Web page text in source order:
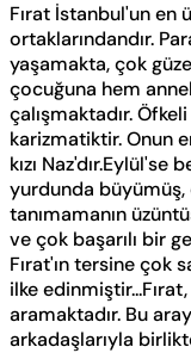
Fırat İstanbul'un en
ortaklarındandır.
yaşamakta, çok
çocuğuna hem
çalışmaktadır.
karizmatiktir. Onun
kızı
yurdunda büyümüş,
tanımamanın
ve çok başarılı bir
Fırat'ın tersine çok
ilke
aramaktadır. Bu
arkadaşlarıyla